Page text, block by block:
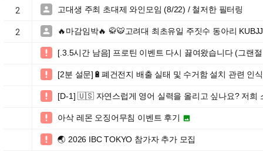
2  고대생 주최 초대제 와인모임 (8/22) / 철저한 필터링
2  🔥마감임박🔥 🥋🐯고려대 최초유일 주짓수 동아리
 [.3.5시간 남음] 프로틴 이벤트 다시 끓여왔습니다 (그랜
 [2분 설문]🔋폐건전지 배출 실태 및 수거함 설치 관련 인
 [D-1] 🇺🇸 자연스럽게 영어 실력을 올리고 싶나요? 저희
 아삭 레몬 오징어무침 이벤트 후기 
 🌏 2026 IBC TOKYO 참가자 추가 모집